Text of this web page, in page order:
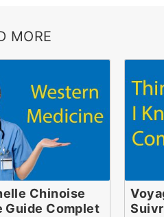
MORE
Chinoise
Guide Complet